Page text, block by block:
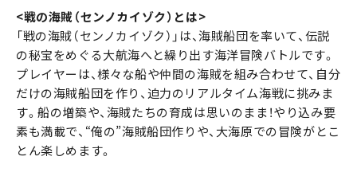
<戦の海賊（センノカイゾク）とは>
「戦の海賊（センノカイゾク）」は、海賊船団を率いて、伝説
の秘宝をめぐる大航海へと繰り出す海洋冒険バトルです。
プレイヤーは、様々な船や仲間の海賊を組み合わせて、自分
だけの海賊船団を作り、迫力のリアルタイム海戦に挑みま
す。船の増築や、海賊たちの育成は思いのまま！やり込み要
素も満載で、“俺の”海賊船団作りや、大海原での冒険がとこ
とん楽しめます。